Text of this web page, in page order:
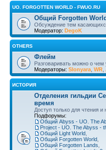
UO. FORGOTTEN WORLD - FWUO.RU
Общий Forgotten
Обсуждение тем
Модератор: DegoK
OTHERS
Флейм
Разговаривать можно о чем
Модераторы: Slonyara WR
ИСТОРИЯ
Отделения гильдии
время
Доступ только для чтения и
Подфорумы:
Общий Abyss - UO. The
Project - UO. The Abyss -
Общий Light World
Общий Forgotten World
Общий Forgotten Lands